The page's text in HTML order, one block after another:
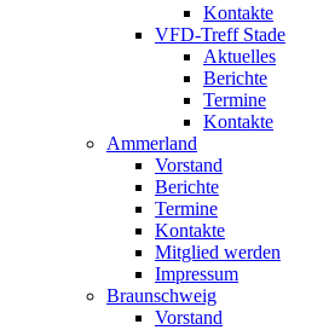
Kontakte
VFD-Treff Stade
Aktuelles
Berichte
Termine
Kontakte
Ammerland
Vorstand
Berichte
Termine
Kontakte
Mitglied werden
Impressum
Braunschweig
Vorstand